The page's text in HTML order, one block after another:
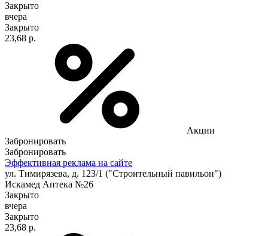
Закрыто
вчера
Закрыто
23,68 р.
Акции
Забронировать
Забронировать
Эффективная реклама на сайте
ул. Тимирязева, д. 123/1 ("Строительный павильон")
Искамед Аптека №26
Закрыто
вчера
Закрыто
23,68 р.